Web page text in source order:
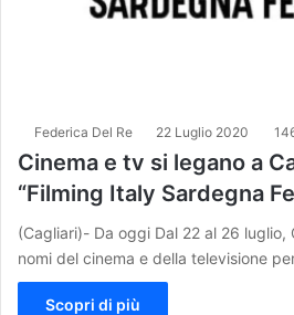
Federica Del Re 22 Luglio 2020
Cinema e tv si legano a
“Filming Italy Sardegna
(Cagliari)- Da oggi Dal 22 al 26
nomi del cinema e della televisione
Scopri di più